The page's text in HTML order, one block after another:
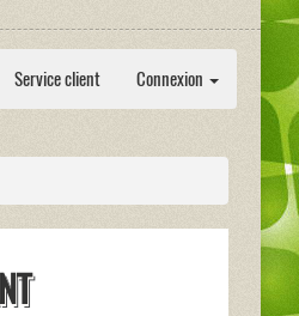
Service client Connexion